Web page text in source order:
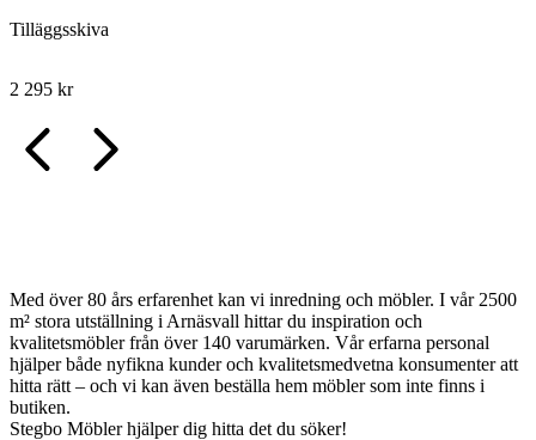
Tilläggsskiva
2 295 kr
Med över 80 års erfarenhet kan vi inredning och möbler. I vår 2500
m² stora utställning i Arnäsvall hittar du inspiration och
kvalitetsmöbler från över 140 varumärken. Vår erfarna personal
hjälper både nyfikna kunder och kvalitetsmedvetna konsumenter att
hitta rätt – och vi kan även beställa hem möbler som inte finns i
butiken.
Stegbo Möbler hjälper dig hitta det du söker!